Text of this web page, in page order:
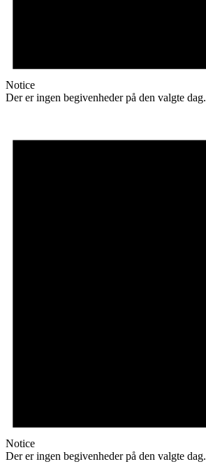
Notice
Der er ingen begivenheder på den valgte dag.
Notice
Der er ingen begivenheder på den valgte dag.